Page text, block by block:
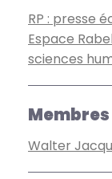
RP : presse
Espace
sciences
Membres
Walter